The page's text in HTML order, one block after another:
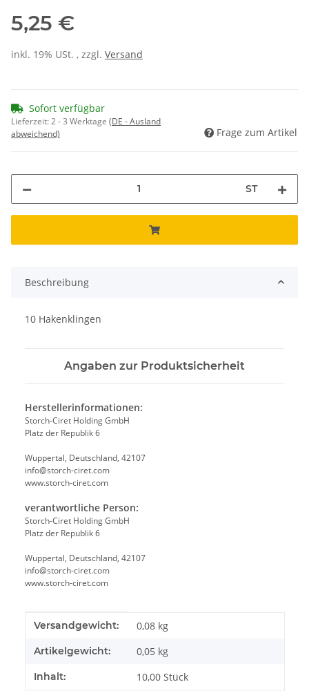
5,25 €
inkl. 19% USt. , zzgl. Versand
Sofort verfügbar
Lieferzeit:2 - 3 Werktage (DE - Ausland
abweichend)
Frage zum Artikel
ST
Beschreibung
10 Hakenklingen
Angaben zur Produktsicherheit
Herstellerinformationen:
Storch-Ciret Holding GmbH
Platz der Republik 6
Wuppertal, Deutschland, 42107
info@storch-ciret.com
www.storch-ciret.com
verantwortliche Person:
Storch-Ciret Holding GmbH
Platz der Republik 6
Wuppertal, Deutschland, 42107
info@storch-ciret.com
www.storch-ciret.com
Produkteigenschaft
Wert
Versandgewicht: 0,08 kg
Artikelgewicht: 0,05 kg
Inhalt: 10,00 Stück